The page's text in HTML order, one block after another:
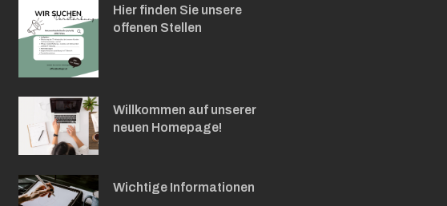
Hier finden Sie unsere
offenen Stellen
Willkommen auf unserer
neuen Homepage!
Wichtige Informationen